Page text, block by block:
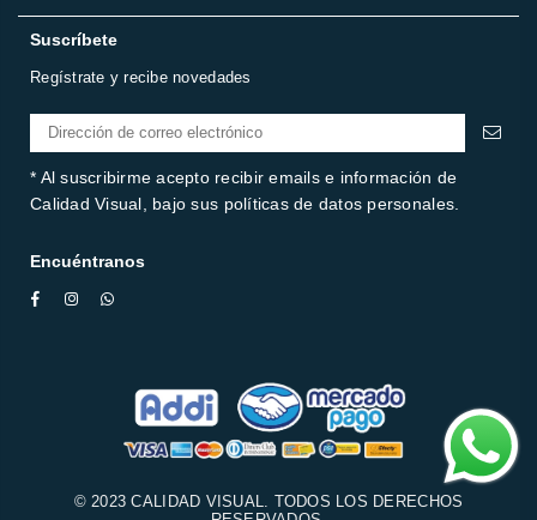
Suscríbete
Regístrate y recibe novedades
* Al suscribirme acepto recibir emails e información de
Calidad Visual, bajo sus políticas de datos personales.
Encuéntranos
FacebookInstagram
© 2023 CALIDAD VISUAL. TODOS LOS DERECHOS